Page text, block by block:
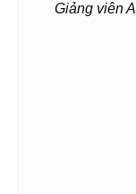
Giảng viên